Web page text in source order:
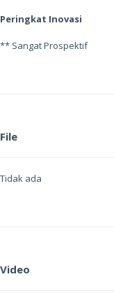
Peringkat Inovasi
** Sangat Prospektif
File
Tidak ada
Video